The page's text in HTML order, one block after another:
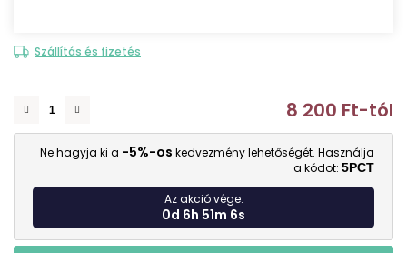
Szállítás és fizetés
8 200 Ft-tól
Ne hagyja ki a -5%-os kedvezmény lehetőségét. Használja
a kódot: 5PCT
Az akció vége:
0d 6h 51m 5s